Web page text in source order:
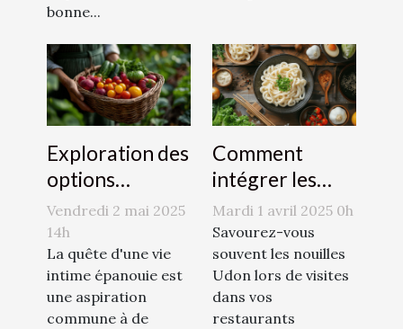
bonne...
Exploration des
options
naturelles pour
augmenter le
désir sexuel
Vendredi 2 mai 2025
14h
La quête d'une vie
intime épanouie est
une aspiration
commune à de
Comment
intégrer les
nouilles Udon
dans des plats
quotidiens
Mardi 1 avril 2025 0h
Savourez-vous
souvent les nouilles
Udon lors de visites
dans vos
restaurants